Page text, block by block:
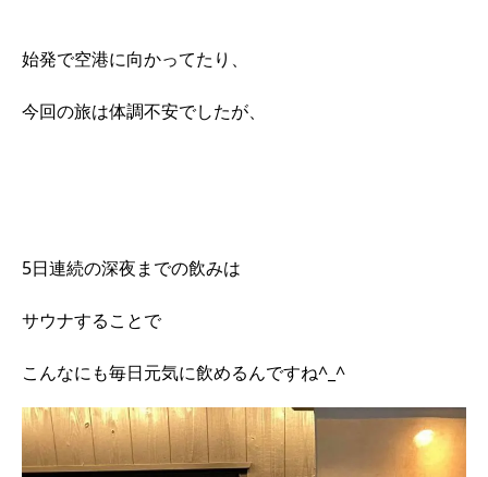
始発で空港に向かってたり、
今回の旅は体調不安でしたが、
5日連続の深夜までの飲みは
サウナすることで
こんなにも毎日元気に飲めるんですね^_^